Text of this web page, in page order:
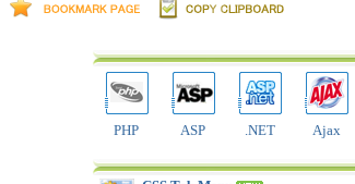
PHP ASP .NET Ajax